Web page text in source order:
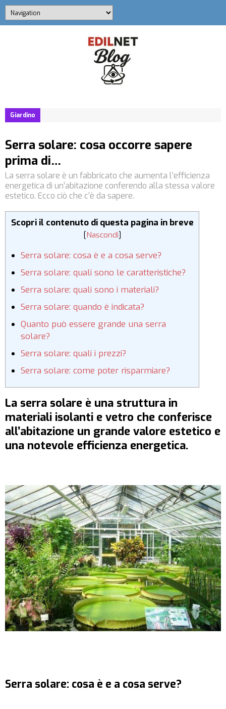
Giardino
Serra solare: cosa occorre sapere
prima di…
La serra solare è un fabbricato che aumenta l’efficienza
energetica di un’abitazione conferendo alla stessa valore
estetico. Ecco ciò che c’è da sapere.
Scopri il contenuto di questa pagina in breve
[Nascondi]
Serra solare: cosa è e a cosa serve?
Serra solare: quali sono le caratteristiche?
Serra solare: quali sono i materiali?
Serra solare: quando è indicata?
Quanto può essere grande una serra
solare?
Serra solare: quali i prezzi?
Serra solare: come poter risparmiare?
La serra solare è una struttura in
materiali isolanti e vetro che conferisce
all’abitazione un grande valore estetico e
una notevole efficienza energetica.
Serra solare: cosa è e a cosa serve?